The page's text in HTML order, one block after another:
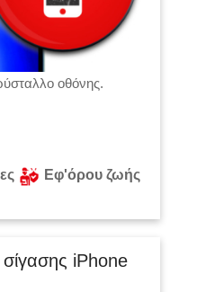
οθόνης.
Εφ'όρου ζωής
iPhone